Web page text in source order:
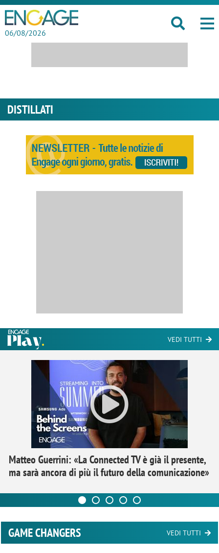
06/08/2026
DISTILLATI
VEDI TUTTI
Matteo Guerrini: «La Connected TV è già il presente,
ma sarà ancora di più il futuro della comunicazione»
GAME CHANGERS VEDI TUTTI